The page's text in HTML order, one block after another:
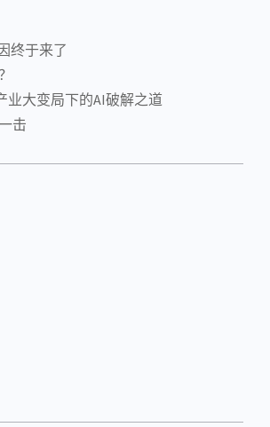
终于来了
业大变局下的AI破解之道
击